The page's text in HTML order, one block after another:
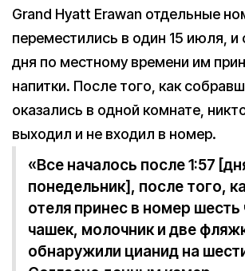
Grand Hyatt Erawan отдельные
переместились в один 15 июля, и
дня по местному времени им
напитки. После того, как
оказались в одной комнате,
выходил и не входил в номер.
«Все началось после 1:57
понедельник], после того,
отеля принес в номер шесть
чашек, молочник и две
обнаружили цианид на